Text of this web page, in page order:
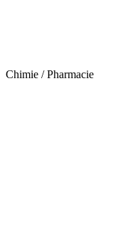
Chimie / Pharmacie